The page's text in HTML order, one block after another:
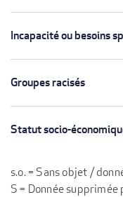
Incapacité ou besoins
Groupes racisés
Statut socio-
s.o. = Sans objet /
S = Donnée